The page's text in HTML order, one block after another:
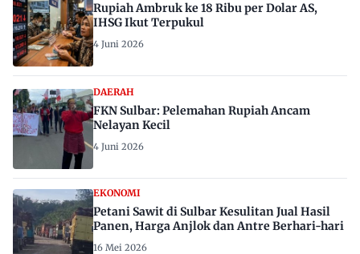
Rupiah Ambruk ke 18 Ribu per Dolar AS,
IHSG Ikut Terpukul
4 Juni 2026
DAERAH
FKN Sulbar: Pelemahan Rupiah Ancam
Nelayan Kecil
4 Juni 2026
EKONOMI
Petani Sawit di Sulbar Kesulitan Jual Hasil
Panen, Harga Anjlok dan Antre Berhari-hari
16 Mei 2026